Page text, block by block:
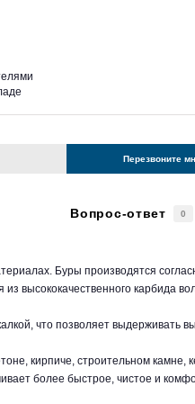
Перезвоните
Вопрос-ответ 0
Буры производятся
высококачественного карбида
что позволяет выдерживать
кирпиче, строительном камне,
более быстрое, чистое и